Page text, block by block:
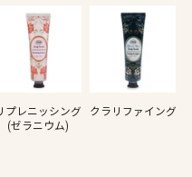
プレニッシング
(ゼラニウム)
クラリファイング